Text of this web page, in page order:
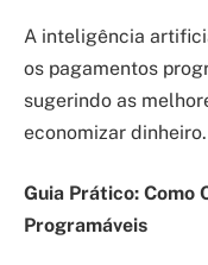
A inteligência
os pagamentos
sugerindo as
economizar dinheiro.
Guia Prático: Como
Programáveis